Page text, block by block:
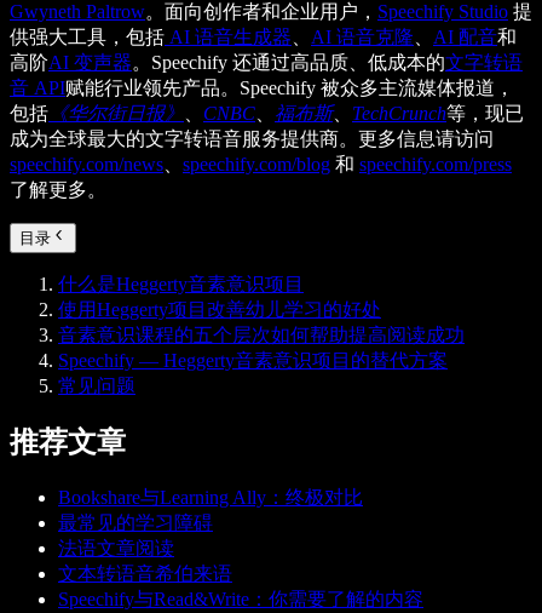
Gwyneth Paltrow。面向创作者和企业用户， Speechify Studio 提
供强大工具，包括 AI 语音生成器 AI 语音克隆 AI 配音和
高阶AI 变声器。Speechify 还通过高品质、低成本的文字转语
音 API赋能行业领先产品。Speechify 被众多主流媒体报道，
包括 《华尔街日报》 CNBC 福布斯、 TechCrunch等，现已
成为全球最大的文字转语音服务提供商。更多信息请访问
speechify.com/news
speechify.com/blog 和 speechify.com/press
了解更多。
目录
什么是Heggerty音素意识项目
使用Heggerty项目改善幼儿学习的好处
音素意识课程的五个层次如何帮助提高阅读成功
Speechify — Heggerty音素意识项目的替代方案
常见问题
推荐文章
Bookshare与Learning Ally：终极对比
最常见的学习障碍
法语文章阅读
文本转语音希伯来语
Speechify与Read&Write：你需要了解的内容